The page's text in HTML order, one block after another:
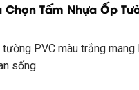
Chọn Tấm Nhựa Ốp
PVC màu trắng mang
sống.